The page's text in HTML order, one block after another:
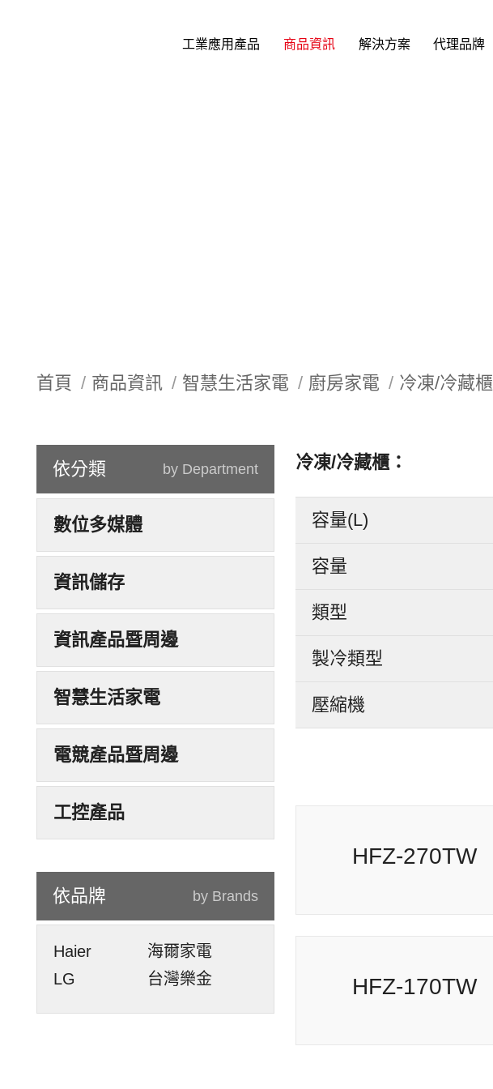
工業應用產品 商品資訊 解決方案 代理品牌
首頁 商品資訊 智慧生活家電 廚房家電 冷凍/冷藏櫃
依分類 by Department
數位多媒體
資訊儲存
資訊產品暨周邊
智慧生活家電
電競產品暨周邊
工控產品
依品牌 by Brands
Haier
海爾家電
LG
台灣樂金
冷凍/冷藏櫃：
容量(L)
容量
類型
製冷類型
壓縮機
HFZ-270TW
HFZ-170TW